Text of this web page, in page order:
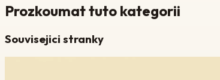
Prozkoumat tuto kategorii
Souvisejici stranky